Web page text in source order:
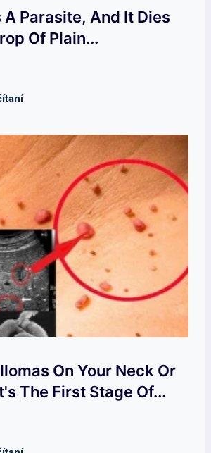
A Parasite, And It Dies
Of Plain...
On Your Neck Or
The First Stage Of...